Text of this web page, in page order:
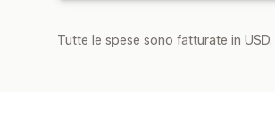
Tutte le spese sono fatturate in